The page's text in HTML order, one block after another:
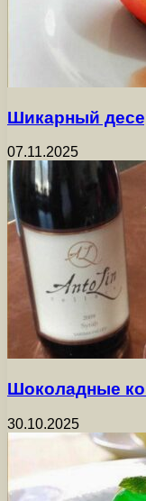
Шикарный
07.11.2025
Шоколадные
30.10.2025